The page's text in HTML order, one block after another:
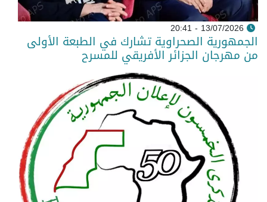
13/07/2026 - 20:41
الجمهورية الصحراوية تشارك في الطبعة الأولى
من مهرجان الجزائر الأفريقي للمسرح